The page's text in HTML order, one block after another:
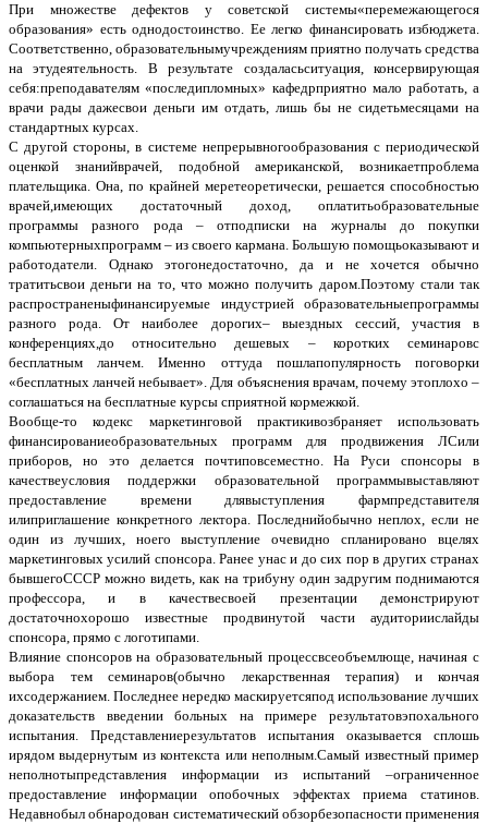
При множестве дефектов у советской системы«перемежающегося
образования» есть однодостоинство. Ее легко финансировать избюджета.
Соответственно, образовательнымучреждениям приятно получать средства
на этудеятельность. В результате создаласьситуация, консервирующая
себя:преподавателям «последипломных» кафедрприятно мало работать, а
врачи рады дажесвои деньги им отдать, лишь бы не сидетьмесяцами на
стандартных курсах.
С другой стороны, в системе непрерывногообразования с периодической
оценкой знанийврачей, подобной американской, возникаетпроблема
плательщика. Она, по крайней меретеоретически, решается способностью
врачей,имеющих достаточный доход, оплатитьобразовательные
программы разного рода – отподписки на журналы до покупки
компьютерныхпрограмм – из своего кармана. Большую помощьоказывают и
работодатели. Однако этогонедостаточно, да и не хочется обычно
тратитьсвои деньги на то, что можно получить даром.Поэтому стали так
распространеныфинансируемые индустрией образовательныепрограммы
разного рода. От наиболее дорогих– выездных сессий, участия в
конференциях,до относительно дешевых – коротких семинаровс
бесплатным ланчем. Именно оттуда пошлапопулярность поговорки
«бесплатных ланчей небывает». Для объяснения врачам, почему этоплохо –
соглашаться на бесплатные курсы сприятной кормежкой.
Вообще-то кодекс маркетинговой практикивозбраняет использовать
финансированиеобразовательных программ для продвижения ЛСили
приборов, но это делается почтиповсеместно. На Руси спонсоры в
качествеусловия поддержки образовательной программывыставляют
предоставление времени длявыступления фармпредставителя
илиприглашение конкретного лектора. Последнийобычно неплох, если не
один из лучших, ноего выступление очевидно спланировано вцелях
маркетинговых усилий спонсора. Ранее унас и до сих пор в других странах
бывшегоСССР можно видеть, как на трибуну один задругим поднимаются
профессора, и в качествесвоей презентации демонстрируют
достаточнохорошо известные продвинутой части аудиториислайды
спонсора, прямо с логотипами.
Влияние спонсоров на образовательный процессвсеобъемлюще, начиная с
выбора тем семинаров(обычно лекарственная терапия) и кончая
ихсодержанием. Последнее нередко маскируетсяпод использование лучших
доказательств введении больных на примере результатовэпохального
испытания. Представлениерезультатов испытания оказывается сплошь
ирядом выдернутым из контекста или неполным.Самый известный пример
неполнотыпредставления информации из испытаний –ограниченное
предоставление информации опобочных эффектах приема статинов.
Недавнобыл обнародован систематический обзорбезопасности применения